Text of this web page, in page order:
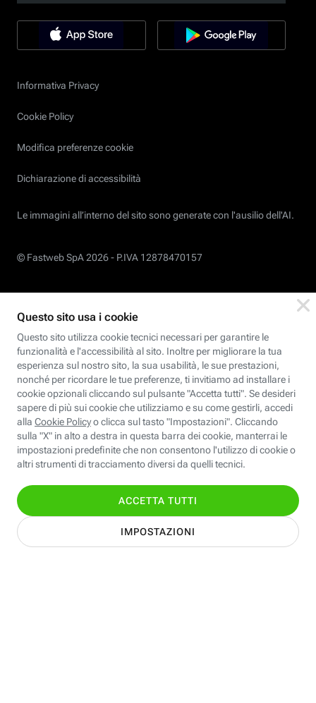
Informativa Privacy
Cookie Policy
Modifica preferenze cookie
Dichiarazione di accessibilità
Le immagini all’interno del sito sono generate con l'ausilio dell'AI.
© Fastweb SpA 2026 - P.IVA 12878470157